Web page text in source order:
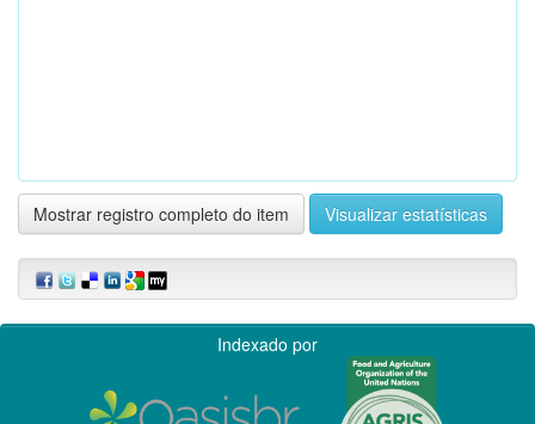
Mostrar registro completo do item Visualizar estatísticas
Indexado por